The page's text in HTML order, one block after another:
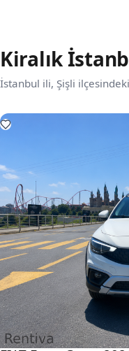
Kiralık
İstanbul ili, Şişli